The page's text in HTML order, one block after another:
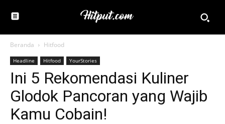
Beranda Hitfood
Headline Hitfood YourStories
Ini 5 Rekomendasi Kuliner
Glodok Pancoran yang Wajib
Kamu Cobain!